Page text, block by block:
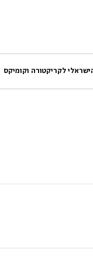
לקריקטורה וקומיקס